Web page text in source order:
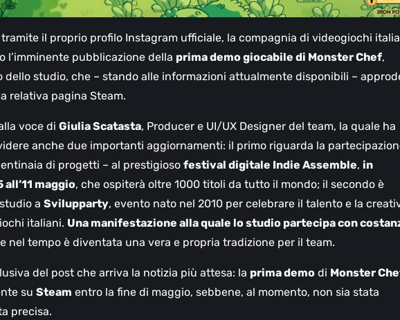
il proprio profilo Instagram ufficiale, la compagnia di videogiochi
l’imminente pubblicazione della prima demo giocabile di Monster Chef,
dello studio, che – stando alle informazioni attualmente disponibili –
relativa pagina Steam.
voce di Giulia Scatasta, Producer e UI/UX Designer del team, la quale ha
anche due importanti aggiornamenti: il primo riguarda la
di progetti – al prestigioso festival digitale Indie Assemble, in
maggio, che ospiterà oltre 1000 titoli da tutto il mondo; il secondo è
a Svilupparty, evento nato nel 2010 per celebrare il talento e la
italiani. Una manifestazione alla quale lo studio partecipa con
nel tempo è diventata una vera e propria tradizione per il team.
del post che arriva la notizia più attesa: la prima demo di Monster
su Steam entro la fine di maggio, sebbene, al momento, non sia stata
precisa.